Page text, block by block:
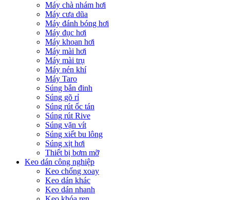
Máy chà nhám hơi
Máy cưa dũa
Máy đánh bóng hơi
Máy đục hơi
Máy khoan hơi
Máy mài hơi
Máy mài trụ
Máy nén khí
Máy Taro
Súng bắn đinh
Súng gõ rỉ
Súng rút ốc tán
Súng rút Rive
Súng vặn vít
Súng xiết bu lông
Súng xịt hơi
Thiết bị bơm mỡ
Keo dán công nghiệp
Keo chống xoay
Keo dán khác
Keo dán nhanh